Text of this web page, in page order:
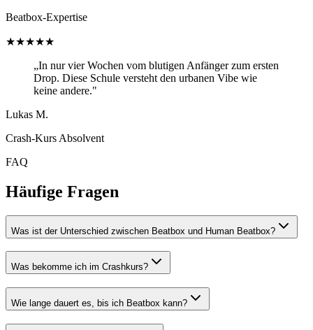
Beatbox-Expertise
★★★★★
„In nur vier Wochen vom blutigen Anfänger zum ersten
Drop. Diese Schule versteht den urbanen Vibe wie
keine andere."
Lukas M.
Crash-Kurs Absolvent
FAQ
Häufige Fragen
Was ist der Unterschied zwischen Beatbox und Human Beatbox?
Was bekomme ich im Crashkurs?
Wie lange dauert es, bis ich Beatbox kann?